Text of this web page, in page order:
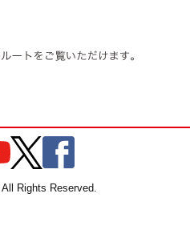
Rights Reserved.